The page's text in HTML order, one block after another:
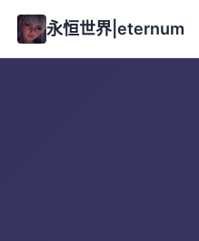
永恒世界|eternum